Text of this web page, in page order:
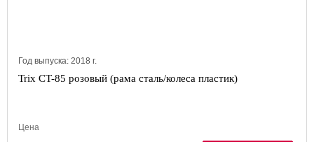
Год выпуска: 2018 г.
Trix CT-85 розовый (рама сталь/колеса пластик)
Цена